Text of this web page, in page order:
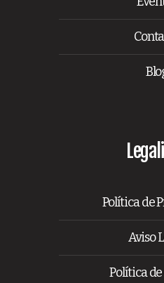
Política de
Aviso
Política